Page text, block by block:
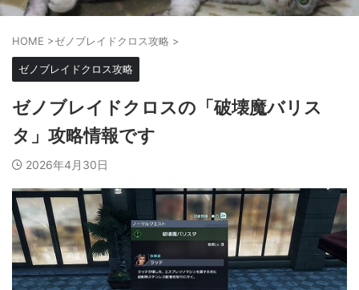
HOME >ゼノブレイドクロス攻略 >
ゼノブレイドクロス攻略
ゼノブレイドクロスの「破壊魔バリス
タ」攻略情報です
2026年4月30日